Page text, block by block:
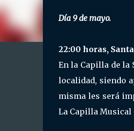
Día 9 de mayo.
22:00 horas,
En la Capilla de la
localidad, siendo
misma les será
La Capilla Musical